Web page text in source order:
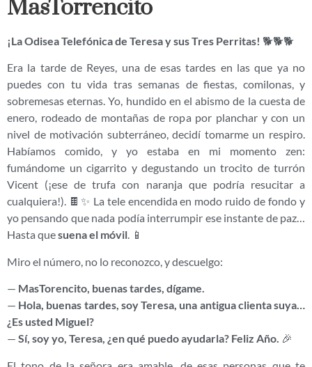
MasTorrencito
¡La Odisea Telefónica de Teresa y sus Tres Perritas! 🐕🐕🐕
Era la tarde de Reyes, una de esas tardes en las que ya no
puedes con tu vida tras semanas de fiestas, comilonas, y
sobremesas eternas. Yo, hundido en el abismo de la cuesta de
enero, rodeado de montañas de ropa por planchar y con un
nivel de motivación subterráneo, decidí tomarme un respiro.
Habíamos comido, y yo estaba en mi momento zen:
fumándome un cigarrito y degustando un trocito de turrón
Vicent (¡ese de trufa con naranja que podría resucitar a
cualquiera!). 🍫✨ La tele encendida en modo ruido de fondo y
yo pensando que nada podía interrumpir ese instante de paz…
Hasta quesuena el móvil. 📱
Miro el número, no lo reconozco, y descuelgo:
— MasTorencito, buenas tardes, dígame.
— Hola, buenas tardes, soy Teresa, una antigua clienta suya…
¿Es usted Miguel?
— Sí, soy yo, Teresa, ¿en qué puedo ayudarla? Feliz Año. 🎉